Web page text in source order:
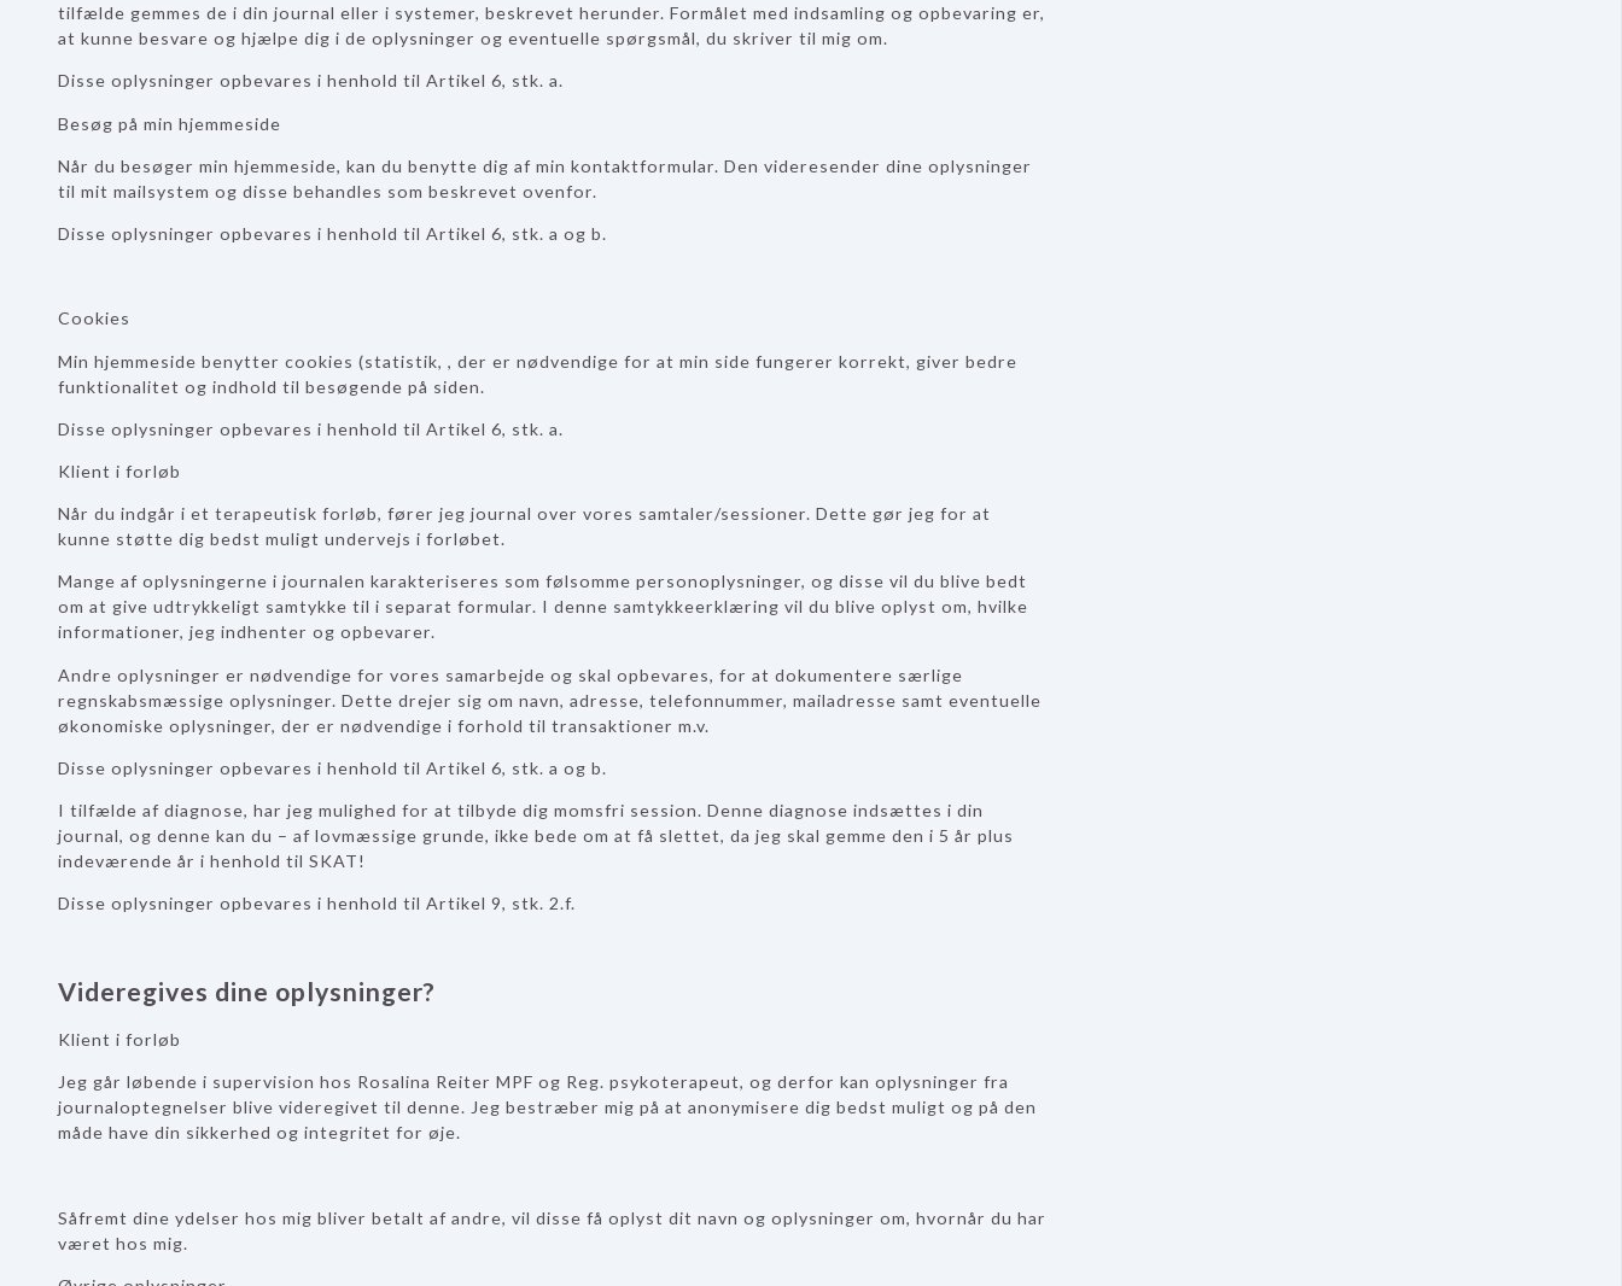
tilfælde gemmes de i din journal eller i systemer, beskrevet herunder. Formålet med indsamling og opbevaring er,
at kunne besvare og hjælpe dig i de oplysninger og eventuelle spørgsmål, du skriver til mig om.
Disse oplysninger opbevares i henhold til Artikel 6, stk. a.
Besøg på min hjemmeside
Når du besøger min hjemmeside, kan du benytte dig af min kontaktformular. Den videresender dine oplysninger
til mit mailsystem og disse behandles som beskrevet ovenfor.
Disse oplysninger opbevares i henhold til Artikel 6, stk. a og b.
Cookies
Min hjemmeside benytter cookies (statistik, , der er nødvendige for at min side fungerer korrekt, giver bedre
funktionalitet og indhold til besøgende på siden.
Disse oplysninger opbevares i henhold til Artikel 6, stk. a.
Klient i forløb
Når du indgår i et terapeutisk forløb, fører jeg journal over vores samtaler/sessioner. Dette gør jeg for at
kunne støtte dig bedst muligt undervejs i forløbet.
Mange af oplysningerne i journalen karakteriseres som følsomme personoplysninger, og disse vil du blive bedt
om at give udtrykkeligt samtykke til i separat formular. I denne samtykkeerklæring vil du blive oplyst om, hvilke
informationer, jeg indhenter og opbevarer.
Andre oplysninger er nødvendige for vores samarbejde og skal opbevares, for at dokumentere særlige
regnskabsmæssige oplysninger. Dette drejer sig om navn, adresse, telefonnummer, mailadresse samt eventuelle
økonomiske oplysninger, der er nødvendige i forhold til transaktioner m.v.
Disse oplysninger opbevares i henhold til Artikel 6, stk. a og b.
I tilfælde af diagnose, har jeg mulighed for at tilbyde dig momsfri session. Denne diagnose indsættes i din
journal, og denne kan du – af lovmæssige grunde, ikke bede om at få slettet, da jeg skal gemme den i 5 år plus
indeværende år i henhold til SKAT!
Disse oplysninger opbevares i henhold til Artikel 9, stk. 2.f.
Videregives dine oplysninger?
Klient i forløb
Jeg går løbende i supervision hos Rosalina Reiter MPF og Reg. psykoterapeut, og derfor kan oplysninger fra
journaloptegnelser blive videregivet til denne. Jeg bestræber mig på at anonymisere dig bedst muligt og på den
måde have din sikkerhed og integritet for øje.
Såfremt dine ydelser hos mig bliver betalt af andre, vil disse få oplyst dit navn og oplysninger om, hvornår du har
været hos mig.